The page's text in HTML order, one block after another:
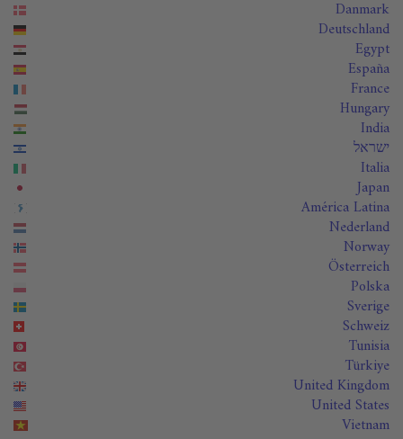
Danmark
Deutschland
Egypt
España
France
Hungary
India
ישראל
Italia
Japan
América Latina
Nederland
Norway
Österreich
Polska
Sverige
Schweiz
Tunisia
Türkiye
United Kingdom
United States
Vietnam